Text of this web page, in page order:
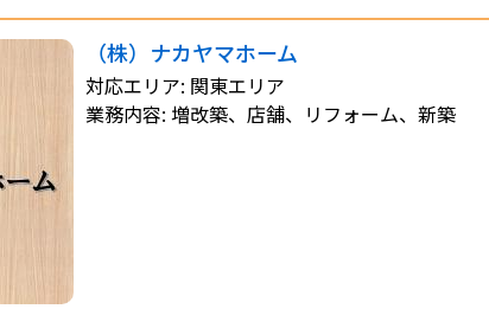
（株）ナカヤマホーム
対応エリア: 関東エリア
業務内容: 増改築、店舗、リフォーム、新築